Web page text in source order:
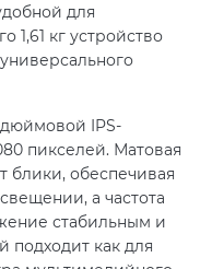
для
1,61 кг устройство
дюймовой IPS-
пикселей. Матовая
блики, обеспечивая
а частота
стабильным и
подходит как для